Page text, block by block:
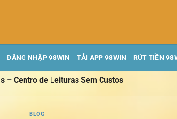
ĐĂNG NHẬP 98WIN TẢI APP 98WIN RÚT TIỀN
– Centro de Leituras Sem Custos
BLOG